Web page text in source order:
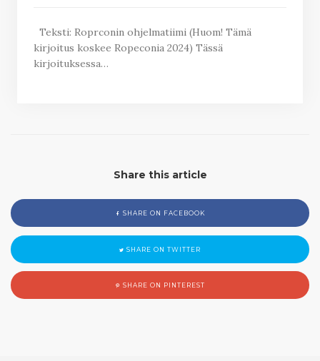
Teksti: Roprconin ohjelmatiimi (Huom! Tämä
kirjoitus koskee Ropeconia 2024) Tässä
kirjoituksessa…
Share this article
SHARE ON FACEBOOK
SHARE ON TWITTER
SHARE ON PINTEREST